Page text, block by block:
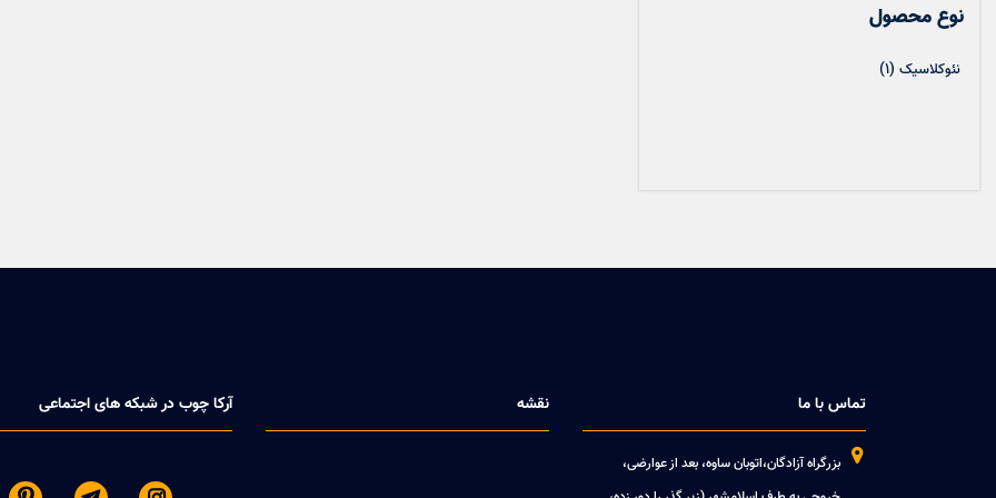
نوع محصول
نئوکلاسیک (1)
تماس با ما

بزرگراه آزادگان،اتوبان ساوه، بعد از عوارضی،
نقشه آرکا چوب در شبکه های اجتماعی